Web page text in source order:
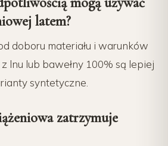
latem?
doboru materiału i warunków
lnu lub bawełny 100% są lepiej
syntetyczne.
zatrzymuje